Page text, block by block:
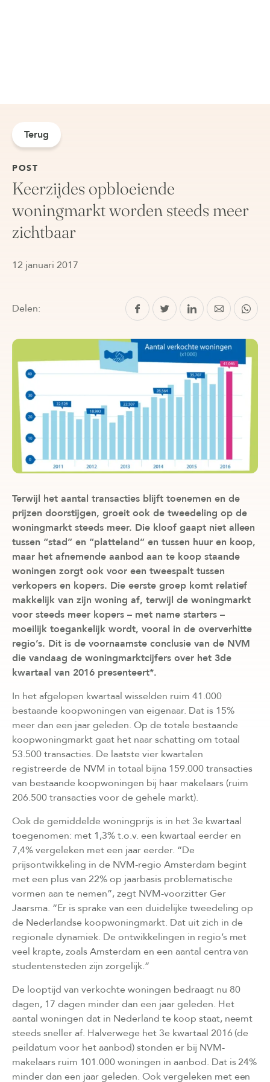
Terug
POST
Keerzijdes opbloeiende
woningmarkt worden steeds meer
zichtbaar
12 januari 2017
Delen:
Terwijl het aantal transacties blijft toenemen en de
prijzen doorstijgen, groeit ook de tweedeling op de
woningmarkt steeds meer. Die kloof gaapt niet alleen
tussen “stad” en “platteland” en tussen huur en koop,
maar het afnemende aanbod aan te koop staande
woningen zorgt ook voor een tweespalt tussen
verkopers en kopers. Die eerste groep komt relatief
makkelijk van zijn woning af, terwijl de woningmarkt
voor steeds meer kopers – met name starters –
moeilijk toegankelijk wordt, vooral in de oververhitte
regio’s. Dit is de voornaamste conclusie van de NVM
die vandaag de woningmarktcijfers over het 3de
kwartaal van 2016 presenteert*.
In het afgelopen kwartaal wisselden ruim 41.000
bestaande koopwoningen van eigenaar. Dat is 15%
meer dan een jaar geleden. Op de totale bestaande
koopwoningmarkt gaat het naar schatting om totaal
53.500 transacties. De laatste vier kwartalen
registreerde de NVM in totaal bijna 159.000 transacties
van bestaande koopwoningen bij haar makelaars (ruim
206.500 transacties voor de gehele markt).
Ook de gemiddelde woningprijs is in het 3e kwartaal
toegenomen: met 1,3% t.o.v. een kwartaal eerder en
7,4% vergeleken met een jaar eerder. “De
prijsontwikkeling in de NVM-regio Amsterdam begint
met een plus van 22% op jaarbasis problematische
vormen aan te nemen”, zegt NVM-voorzitter Ger
Jaarsma. “Er is sprake van een duidelijke tweedeling op
de Nederlandse koopwoningmarkt. Dat uit zich in de
regionale dynamiek. De ontwikkelingen in regio’s met
veel krapte, zoals Amsterdam en een aantal centra van
studentensteden zijn zorgelijk.”
De looptijd van verkochte woningen bedraagt nu 80
dagen, 17 dagen minder dan een jaar geleden. Het
aantal woningen dat in Nederland te koop staat, neemt
steeds sneller af. Halverwege het 3e kwartaal 2016 (de
peildatum voor het aanbod) stonden er bij NVM-
makelaars ruim 101.000 woningen in aanbod. Dat is 24%
minder dan een jaar geleden. Ook vergeleken met een